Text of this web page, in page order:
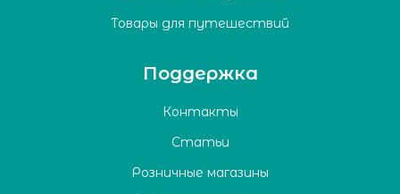
Товары для путешествий
Поддержка
Контакты
Статьи
Розничные магазины